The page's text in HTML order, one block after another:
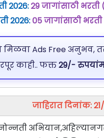
2026:29 जागांसाठी
2026:05 जागांसाठी
Ads Free अनुभव,
काही.. फक्त29/-
जाहिरात दिनांक: